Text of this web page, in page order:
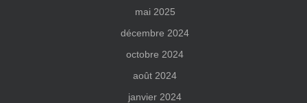
mai 2025
décembre 2024
octobre 2024
août 2024
janvier 2024